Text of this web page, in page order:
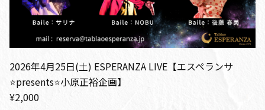
2026年4月25日(土) ESPERANZA LIVE【エスペランサ
⭐️presents⭐️小原正裕企画】
¥2,000